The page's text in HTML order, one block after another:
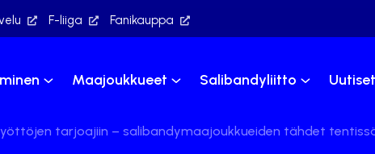
F-liiga Fanikauppa
Maajoukkueet Salibandyliitto Uutiset
tarjoajiin – salibandymaajoukkueiden tähdet